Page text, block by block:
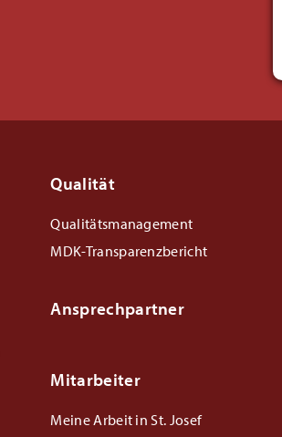
Qualität
Qualitätsmanagement
MDK-Transparenzbericht
Ansprechpartner
Mitarbeiter
Meine Arbeit in St. Josef